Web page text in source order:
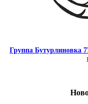
Группа Бутурлиновка